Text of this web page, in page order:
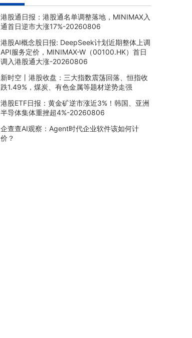
08-06 20:03 |云想科技(02131.HK)：独立内部
监控跟进审查完成，补救措施已全部实施，股
份继续停牌
08-06 19:50 |四川百利天恒药业递表港交所，宜
泽康为全球首款获批双特异性ADC，15款临床
阶段候选药物在研
08-06 19:35 |太平洋航运(02343.HK)：2026年
中报股东应占溢利1.05亿美元，同比增加310.3
5%
08-06 19:33 | TOM集团(02383.HK)：2026年
中报股东应占亏损1.57亿港元，亏损同比扩大5
9.51%
港股通日报：港股通名单调整落地，MINIMAX入
通首日逆市大涨17%-20260806
港股AI概念股日报: DeepSeek计划近期整体上调
API服务定价，MINIMAX-W（00100.HK）首日
调入港股通大涨-20260806
新时空丨港股收盘：三大指数震荡回落、恒指收
跌1.49%，煤炭、有色金属等题材逆势走强
港股ETF日报：黄金矿逆市涨近3%！韩国、亚洲
半导体集体重挫超4%-20260806
企查查AI观察：Agent时代企业软件该如何计
价？